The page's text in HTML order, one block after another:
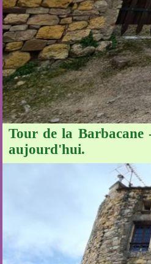
Tour de la Barbacane
aujourd'hui.